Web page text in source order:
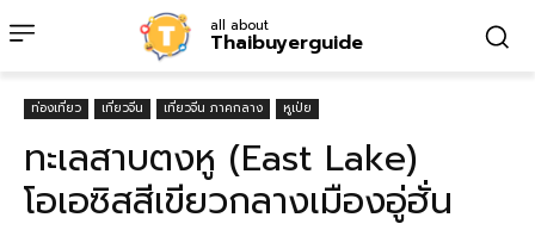
all about
Thaibuyerguide
ท่องเที่ยว เที่ยวจีน เที่ยวจีน ภาคกลาง หูเป่ย
ทะเลสาบตงหู (East Lake)
โอเอซิสสีเขียวกลางเมืองอู่ฮั่น